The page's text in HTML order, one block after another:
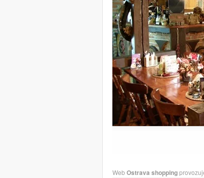
WebOstrava shopping